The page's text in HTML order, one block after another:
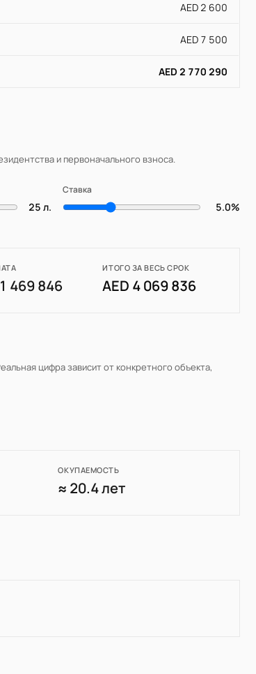
AED 2 600
AED 7 500
AED 2 770 290
и первоначального взноса.
25 л.
Ставка
5.0%
469 846
ИТОГО ЗА ВЕСЬ СРОК
AED 4 069 836
цифра зависит от конкретного объекта,
ОКУПАЕМОСТЬ
≈ 20.4 лет